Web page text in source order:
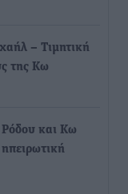
– Τιμητική
της Κω
Ρόδου και Κω